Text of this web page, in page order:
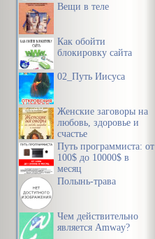
Вещи в теле
Как обойти
блокировку сайта
02_Путь Иисуса
Женские заговоры на
любовь, здоровье и
счастье
Путь программиста: от
100$ до 10000$ в
месяц
Полынь-трава
Чем действительно
является Amway?